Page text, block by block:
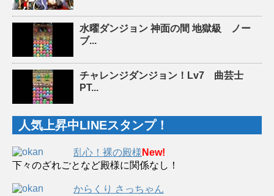
水曜ダンジョン 神面の間 地獄級 ノー
ブ...
チャレンジダンジョン！Lv7 曲芸士
PT...
人気上昇中LINEスタンプ！
乱心！裸の殿様 New!
下々のざれごとなど殿様に関係なし！
からくり さっちゃん